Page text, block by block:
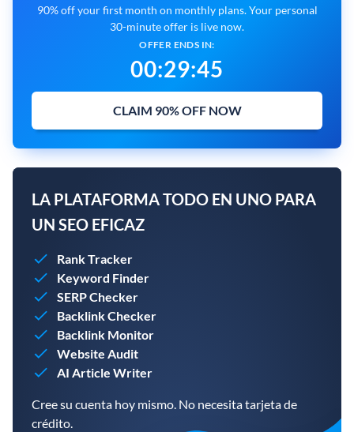
90% off your first month on monthly plans. Your personal
30-minute offer is live now.
OFFER ENDS IN:
00:29:44
CLAIM 90% OFF NOW
LA PLATAFORMA TODO EN UNO PARA
UN SEO EFICAZ
Rank Tracker
Keyword Finder
SERP Checker
Backlink Checker
Backlink Monitor
Website Audit
AI Article Writer
Cree su cuenta hoy mismo. No necesita tarjeta de
crédito.